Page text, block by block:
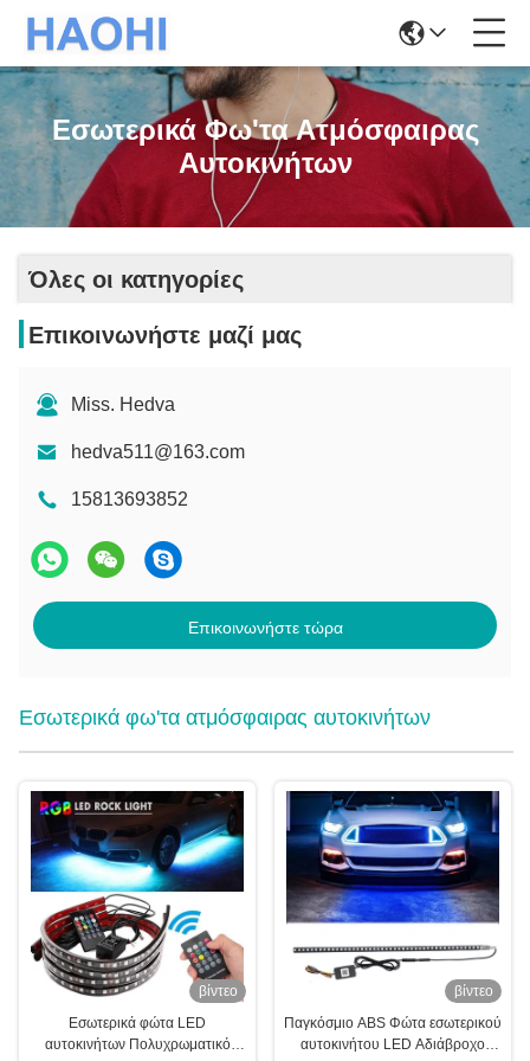
Εσωτερικά Φω'τα Ατμόσφαιρας
Αυτοκινήτων
Όλες οι κατηγορίες
Επικοινωνήστε μαζί μας
Miss. Hedva
hedva511@163.com
15813693852
Επικοινωνήστε τώρα
Εσωτερικά φω'τα ατμόσφαιρας αυτοκινήτων
βίντεο
Εσωτερικά φώτα LED
αυτοκινήτων Πολυχρωματικό
βίντεο
Παγκόσμιο ABS Φώτα εσωτερικού
αυτοκινήτου LED Αδιάβροχο